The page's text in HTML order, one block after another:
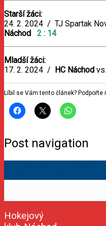
Starší žáci:
24. 2. 2024 / TJ Spartak
Náchod
2 : 14
Mladší žáci:
17. 2. 2024 / HC Náchod
Líbil se Vám tento článek? Podpořte
Post navigation
Hokejový